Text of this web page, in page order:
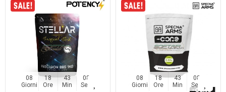
08
Giorni
18
Ore
43
Min
07
Sec
08
Giorni
18
Ore
43
Min
07
Sec